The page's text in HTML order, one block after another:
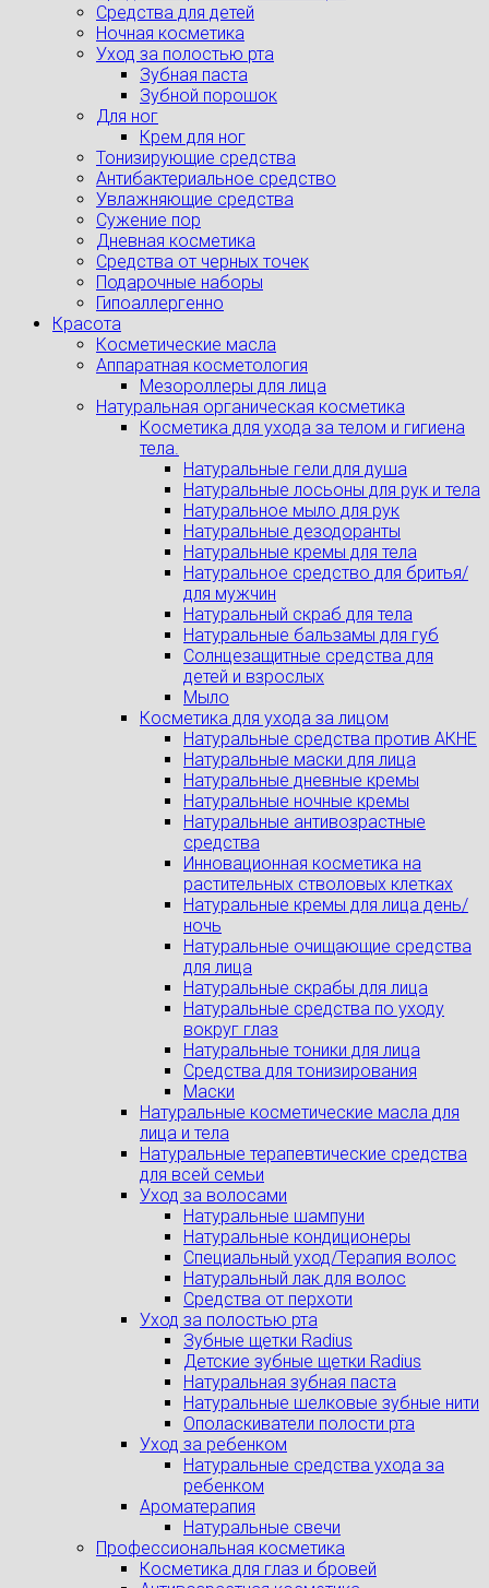
Средства для детей
Ночная косметика
Уход за полостью рта
Зубная паста
Зубной порошок
Для ног
Крем для ног
Тонизирующие средства
Антибактериальное средство
Увлажняющие средства
Сужение пор
Дневная косметика
Средства от черных точек
Подарочные наборы
Гипоаллергенно
Красота
Косметические масла
Аппаратная косметология
Мезороллеры для лица
Натуральная органическая косметика
Косметика для ухода за телом и гигиена
тела.
Натуральные гели для душа
Натуральные лосьоны для рук и тела
Натуральное мыло для рук
Натуральные дезодоранты
Натуральные кремы для тела
Натуральное средство для бритья/
для мужчин
Натуральный скраб для тела
Натуральные бальзамы для губ
Солнцезащитные средства для
детей и взрослых
Мыло
Косметика для ухода за лицом
Натуральные средства против АКНЕ
Натуральные маски для лица
Натуральные дневные кремы
Натуральные ночные кремы
Натуральные антивозрастные
средства
Инновационная косметика на
растительных стволовых клетках
Натуральные кремы для лица день/
ночь
Натуральные очищающие средства
для лица
Натуральные скрабы для лица
Натуральные средства по уходу
вокруг глаз
Натуральные тоники для лица
Средства для тонизирования
Маски
Натуральные косметические масла для
лица и тела
Натуральные терапевтические средства
для всей семьи
Уход за волосами
Натуральные шампуни
Натуральные кондиционеры
Специальный уход/Терапия волос
Натуральный лак для волос
Средства от перхоти
Уход за полостью рта
Зубные щетки Radius
Детские зубные щетки Radius
Натуральная зубная паста
Натуральные шелковые зубные нити
Ополаскиватели полости рта
Уход за ребенком
Натуральные средства ухода за
ребенком
Ароматерапия
Натуральные свечи
Профессиональная косметика
Косметика для глаз и бровей